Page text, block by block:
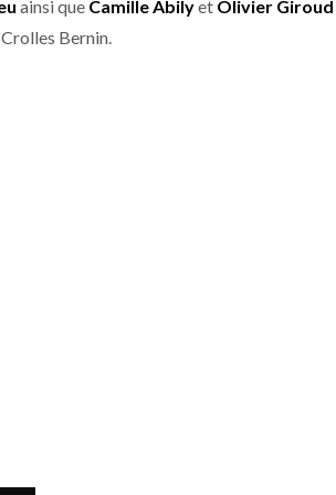
ainsi que Camille Abilyet Olivier Giroud
Bernin.